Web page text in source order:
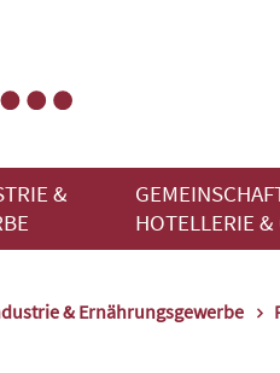
&
HOTELLERIE
& Ernährungsgewerbe